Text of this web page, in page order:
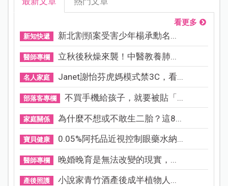
看更多
新知快遞 新北割頸案受害少年楊承勳名...
醫師專欄 立秋後秋燥來襲！中醫教養肺...
名人家庭 Janet謝怡芬虎媽模式禁3C，看...
部落客專欄 不買手機給孩子，就要被貼「...
家庭關係 為什麼不想或不敢生二胎？這8...
寶貝健康 0.05%阿托品近視控制眼藥水納...
醫師專欄 晚婚晚育是無法改變的現實，...
產後照護 小說家青竹酒產後成半植物人...